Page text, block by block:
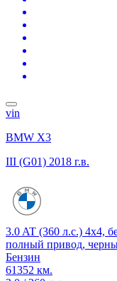
vin
BMW X3
III (G01) 2018 г.в.
3.0 AT (360 л.с.) 4x4,
полный привод,
Бензин
61352 км.